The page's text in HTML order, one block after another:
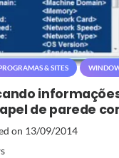
& SITES
de parede
on 13/09/2014